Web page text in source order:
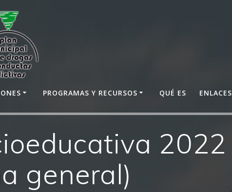
PROGRAMAS Y RECURSOS QUÉ ES ENLACES
2022
general)